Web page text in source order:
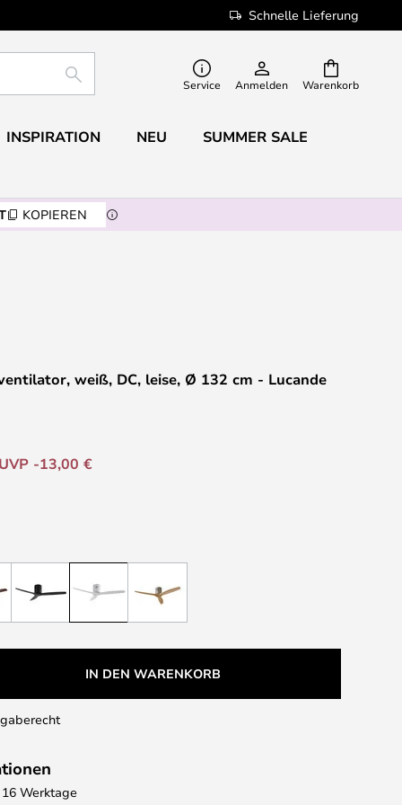
Schnelle Lieferung
Warenkorb
SUCHE Service Anmelden
INSPIRATION NEU SUMMER SALE
KOPIEREN
weiß, DC, leise, Ø 132 cm - Lucande
-13,00 €
IN DEN WARENKORB
Werktage